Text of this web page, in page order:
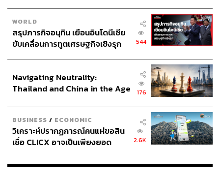
WORLD
สรุปภารกิจอนุทิน เยือนอินโดนีเซีย
ขับเคลื่อนการทูตเศรษฐกิจเชิงรุก
544
Navigating Neutrality:
Thailand and China in the Age
176
BUSINESS / ECONOMIC
วิเคราะห์ปรากฏการณ์คนแห่ขอสิน
เชื่อ CLICX อาจเป็นเพียงยอด
เรือนไทยที่ถูกซุกไว้
2.6K